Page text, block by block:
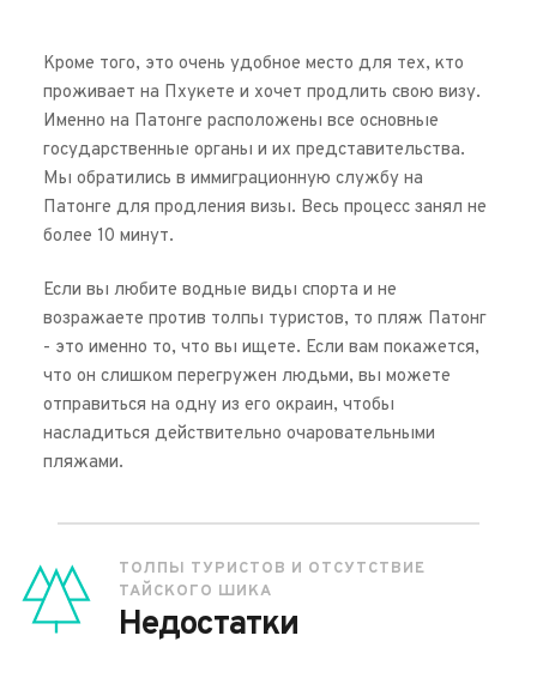
Кроме того, это очень удобное место для тех, кто
проживает на Пхукете и хочет продлить свою визу.
Именно на Патонге расположены все основные
государственные органы и их представительства.
Мы обратились в иммиграционную службу на
Патонге для продления визы. Весь процесс занял не
более 10 минут.
Если вы любите водные виды спорта и не
возражаете против толпы туристов, то пляж Патонг
- это именно то, что вы ищете. Если вам покажется,
что он слишком перегружен людьми, вы можете
отправиться на одну из его окраин, чтобы
насладиться действительно очаровательными
пляжами.
ТОЛПЫ ТУРИСТОВ И ОТСУТСТВИЕ
ТАЙСКОГО ШИКА
Недостатки